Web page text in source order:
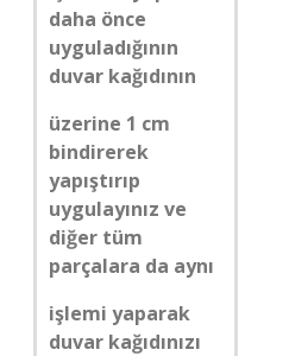
daha önce
uyguladığının
duvar kağıdının
üzerine 1 cm
bindirerek
yapıştırıp
uygulayınız ve
diğer tüm
parçalara da aynı
işlemi yaparak
duvar kağıdınızı